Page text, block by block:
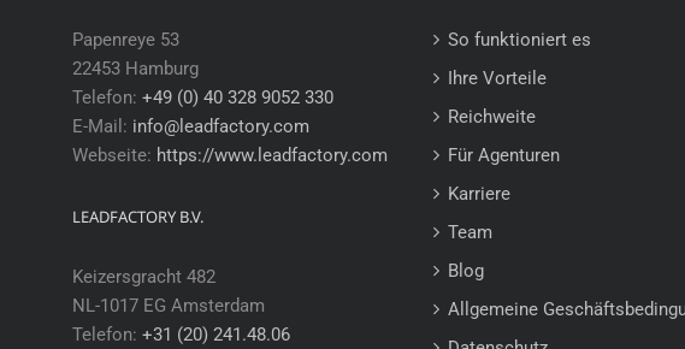
Papenreye 53
22453 Hamburg
Telefon: +49 (0) 40 328 9052 330
E-Mail: info@leadfactory.com
Webseite: https://www.leadfactory.com
LEADFACTORY B.V.
Keizersgracht 482
NL-1017 EG Amsterdam
Telefon: +31 (20) 241.48.06
So funktioniert es
Ihre Vorteile
Reichweite
Für Agenturen
Karriere
Team
Blog
Allgemeine